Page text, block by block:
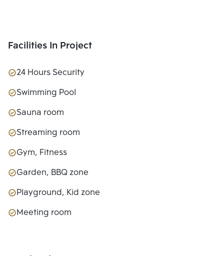
Facilities In Project
24 Hours Security
Swimming Pool
Sauna room
Streaming room
Gym, Fitness
Garden, BBQ zone
Playground, Kid zone
Meeting room